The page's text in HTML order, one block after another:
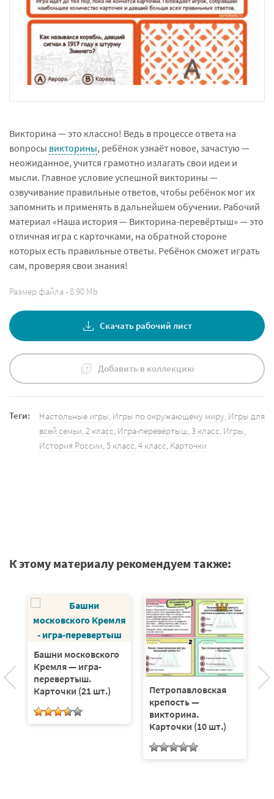
Викторина — это классно! Ведь в процессе ответа на
вопросы викторины, ребёнок узнаёт новое, зачастую —
неожиданное, учится грамотно излагать свои идеи и
мысли. Главное условие успешной викторины —
озвучивание правильные ответов, чтобы ребёнок мог их
запомнить и применять в дальнейшем обучении. Рабочий
материал «Наша история — Викторина-перевёртыш» — это
отличная игра с карточками, на обратной стороне
которых есть правильные ответы. Ребёнок сможет играть
сам, проверяя свои знания!
Размер файла - 8.90 Mb
Скачать рабочий лист
Добавить в коллекцию
Теги: Настольные игры, Игры по окружающему миру, Игры для
всей семьи,2 класс, Игра-перевёртыш,3 класс, Игры,
История России,5 класс,4 класс, Карточки
К этому материалу рекомендуем также:
Башни московского
Кремля — игра-
перевертыш.
Карточки (21 шт.)
Петропавловская
крепость —
викторина.
Карточки (10 шт.)